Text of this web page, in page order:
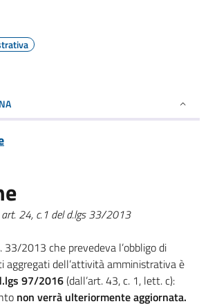
24, c.1 del d.lgs 33/2013
33/2013 che prevedeva l’obbligo di
aggregati dell’attività amministrativa è
97/2016(dall’art. 43, c. 1, lett. c):
non verrà ulteriormente aggiornata.